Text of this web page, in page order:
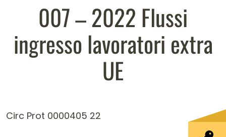
007 – 2022 Flussi
ingresso lavoratori extra
UE
Circ Prot 0000405 22